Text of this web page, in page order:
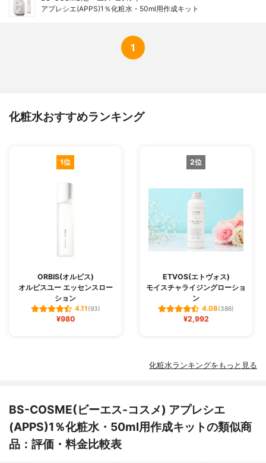
アプレシエ(APPS)1％化粧水・50ml用作成キット
1
化粧水おすすめランキング
1位
ORBIS(オルビス)
オルビスユー エッセンスロー
ション
4.11(93)
¥980
2位
ETVOS(エトヴォス)
モイスチャライジングローショ
ン
4.08(386)
¥2,992
化粧水ランキングをもっと見る
BS-COSME(ビーエス-コスメ) アプレシエ
(APPS)1％化粧水・50ml用作成キットの類似商
品：評価・料金比較表